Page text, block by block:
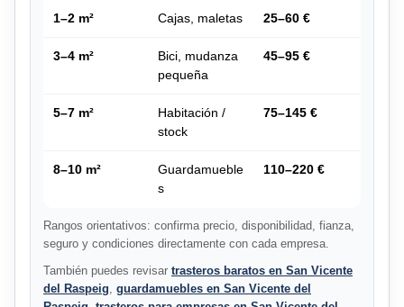
1–2 m² Cajas, maletas 25–60 €
3–4 m²
Bici, mudanza
pequeña
45–95 €
5–7 m²
Habitación /
stock
75–145 €
8–10 m²
Guardamueble
s
110–220 €
Rangos orientativos: confirma precio, disponibilidad, fianza,
seguro y condiciones directamente con cada empresa.
También puedes revisar trasteros baratos en San Vicente
del Raspeig, guardamuebles en San Vicente del